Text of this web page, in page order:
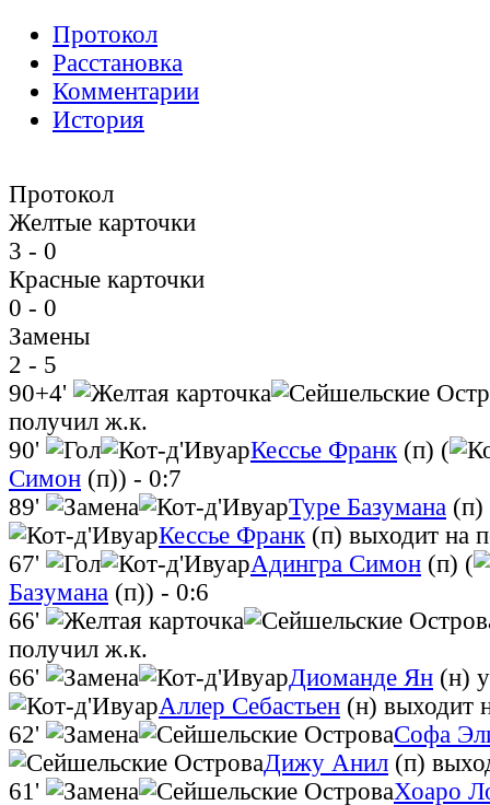
Протокол
Расстановка
Комментарии
История
Протокол
Желтые карточки
3 - 0
Красные карточки
0 - 0
Замены
2 - 5
90+4'
получил ж.к.
90'
Кессье Франк (п) (
Симон (п)) - 0:7
89'
Туре Базумана (п)
Кессье Франк (п) выходит на
67'
Адингра Симон (п) (
Базумана (п)) - 0:6
66'
получил ж.к.
66'
Диоманде Ян (н)
Аллер Себастьен (н) выходит
62'
Софа
Дижу Анил (п)
61'
Хоаро